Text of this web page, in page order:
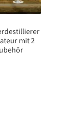
mit 2